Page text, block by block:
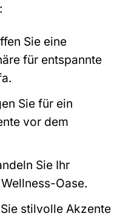
Sie eine
für entspannte
Sie für ein
vor dem
Sie Ihr
Oase.
stilvolle Akzente